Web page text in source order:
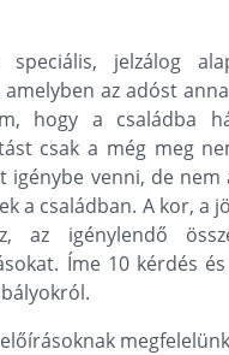
jelzálog
az adóst
hogy a családba
csak a még meg
igénybe venni, de nem
a családban. A kor, a
az igénylendő
Íme 10 kérdés